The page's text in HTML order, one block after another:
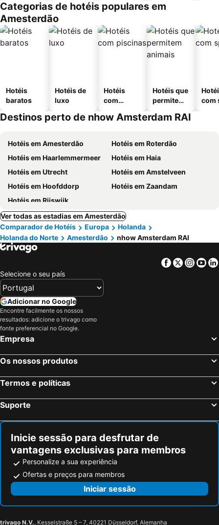
Categorias de hotéis populares em
Amesterdão
Hotéis
baratos
Hotéis de
luxo
Hotéis
com
Hotéis que
permitem
com
Destinos perto de nhow Amsterdam RAI
Hotéis em Amesterdão
Hotéis em Roterdão
Hotéis em Haarlemmermeer
Hotéis em Haia
Hotéis em Utrecht
Hotéis em Amstelveen
Hotéis em Hoofddorp
Hotéis em Zaandam
Hotéis em Rijswijk
Ver todas as estadias em Amesterdão
Comparador de Hotéis
Europa
Holanda
Holanda do Norte
Amesterdão nhow Amsterdam RAI
Facebook
Twitter
Selecione o seu país
Adicionar no Google
Encontre facilmente os nossos
resultados: adicione o trivago como
fonte preferencial no Google.
Empresa
Os nossos produtos
Termos e políticas
Suporte
Inicie sessão para desfrutar de
vantagens exclusivas para membros
Personalize a sua experiência
Ofertas e preços para membros
Iniciar sessão
trivago N.V., Kesselstraße 5 – 7, 40221 Düsseldorf, Alemanha